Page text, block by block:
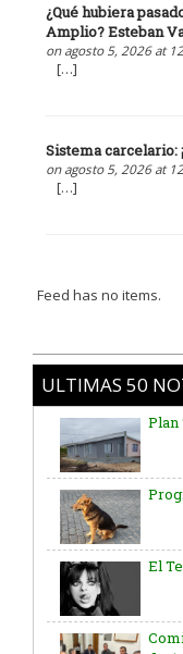
¿Qué hubiera
Amplio? Esteban
on agosto 5, 2026 at
[…]
Sistema carcelario:
on agosto 5, 2026 at
[…]
Feed has no items.
ULTIMAS 50
Plan
El